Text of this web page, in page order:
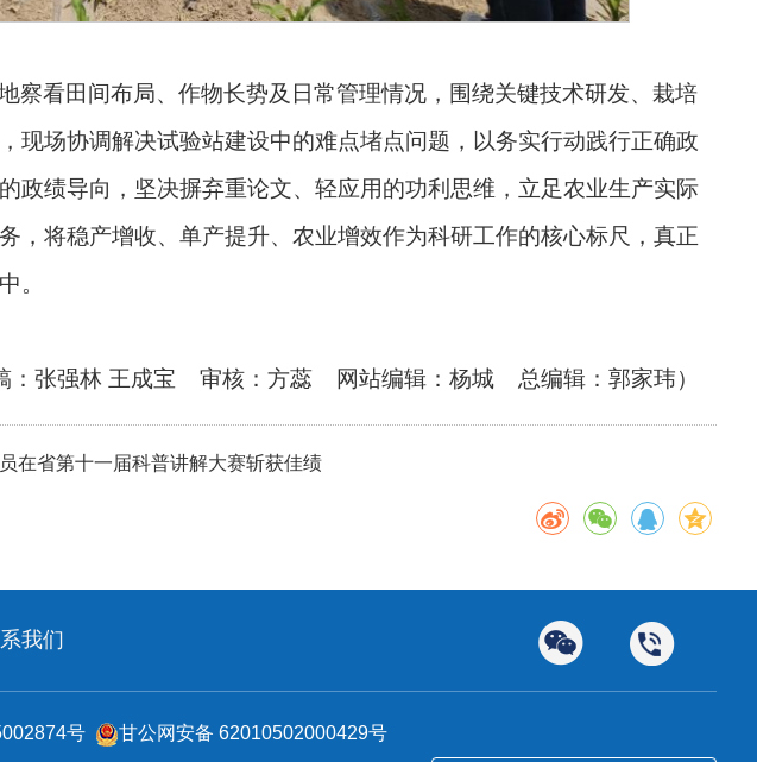
察看田间布局、作物长势及日常管理情况，围绕关键技术研发、栽培
现场协调解决试验站建设中的难点堵点问题，以务实行动践行正确政
政绩导向，坚决摒弃重论文、轻应用的功利思维，立足农业生产实际
，将稳产增收、单产提升、农业增效作为科研工作的核心标尺，真正
。
稿：张强林 王成宝 审核：方蕊 网站编辑：杨城 总编辑：郭家玮）
在省第十一届科普讲解大赛斩获佳绩
我们
号 甘公网安备 62010502000429号